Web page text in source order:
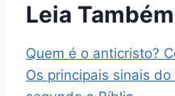
Leia Também
Quem é o anticristo?
Os principais sinais